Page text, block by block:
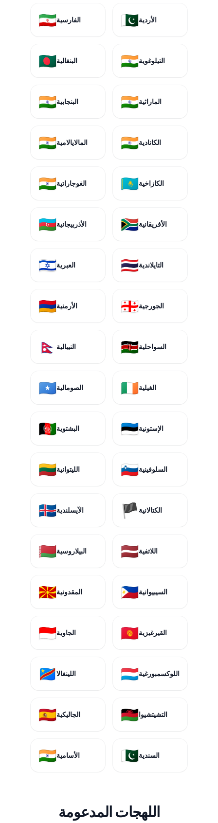
🇮🇷الفارسية 🇵🇰الأردية
🇧🇩البنغالية 🇮🇳التيلوغوية
🇮🇳البنجابية 🇮🇳الماراثية
🇮🇳المالايالامية 🇮🇳الكانادية
🇮🇳الغوجاراتية 🇰🇿الكازاخية
🇦🇿الأذربيجانية 🇿🇦الأفريقانية
🇮🇱العبرية 🇹🇭التايلاندية
🇦🇲الأرمنية 🇬🇪الجورجية
🇳🇵 النيبالية 🇰🇪السواحلية
🇸🇴الصومالية 🇮🇪الغيلية
🇦🇫البشتوية 🇪🇪الإستونية
🇱🇹الليتوانية 🇸🇮السلوفينية
🇮🇸الآيسلندية 🏴 الكتالانية
🇧🇾البيلاروسية 🇱🇻اللاتفية
🇲🇰المقدونية 🇵🇭السيبيوانية
🇮🇩الجاوية 🇰🇬القيرغيزية
🇨🇩اللينغالا 🇱🇺اللوكسمبورغية
🇪🇸الجاليكية 🇲🇼التشيتشيوا
🇮🇳الأسامية 🇵🇰السندية
اللهجات المدعومة